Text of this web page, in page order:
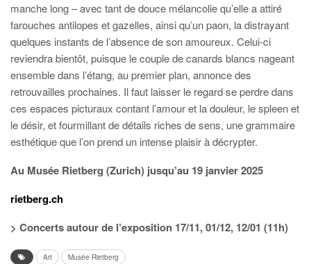
manche long – avec tant de douce mélancolie qu’elle a attiré
farouches antilopes et gazelles, ainsi qu’un paon, la distrayant
quelques instants de l’absence de son amoureux. Celui-ci
reviendra bientôt, puisque le couple de canards blancs nageant
ensemble dans l’étang, au premier plan, annonce des
retrouvailles prochaines. Il faut laisser le regard se perdre dans
ces espaces picturaux contant l’amour et la douleur, le spleen et
le désir, et fourmillant de détails riches de sens, une grammaire
esthétique que l’on prend un intense plaisir à décrypter.
Au Musée Rietberg (Zurich) jusqu’au 19 janvier 2025
rietberg.ch
> Concerts autour de l’exposition 17/11, 01/12, 12/01 (11h)
Art Musée Rietberg